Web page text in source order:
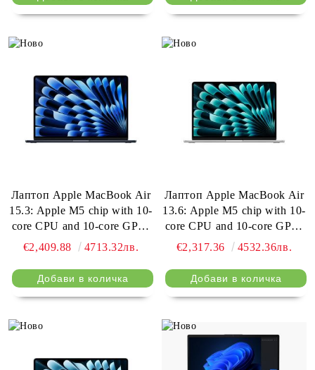
Лаптоп Apple MacBook Air
15.3: Apple M5 chip with 10-
core CPU and 10-core GPU,
16GB, 1TB SSD - Midnight
€2,409.88 4713.32лв.
Лаптоп Apple MacBook Air
13.6: Apple M5 chip with 10-
core CPU and 10-core GPU,
24GB, 1TB SSD - Silver
€2,317.36 4532.36лв.